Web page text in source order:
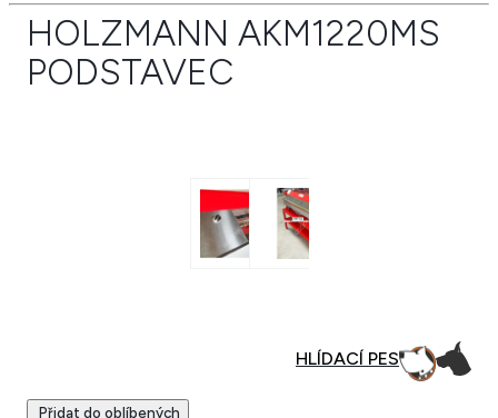
HOLZMANN AKM1220MS
PODSTAVEC
Přidat do oblíbených